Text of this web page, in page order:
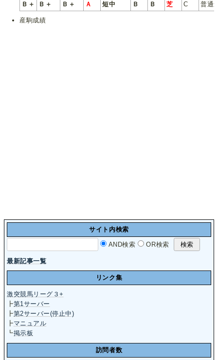
Ｂ＋
Ｂ＋ Ｂ＋ Ａ 短中 Ｂ Ｂ 芝 C 普通
産駒成績
サイト内検索
AND検索 OR検索
最新記事一覧
リンク集
激突競馬リーグ３+
┣第1サーバー
┣第2サーバー(停止中)
┣マニュアル
┗掲示板
訪問者数